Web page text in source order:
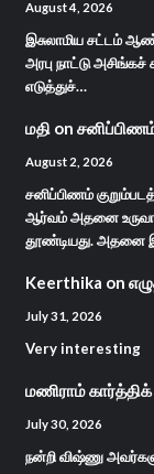
August 4, 2026
இசுலாமிய சட்டம்
அரபு நாட்டு அசிங்கச்
எடுத்துச்…
மதி on
August 2, 2026
சனிப்பிணம்
ஆர்வம் அதனை
தூண்டியது. அதனை
Keerthika on
July 31, 2026
Very interesting
மணிராம் கார்த்திக்
July 30, 2026
நன்றி விஷ்ணு